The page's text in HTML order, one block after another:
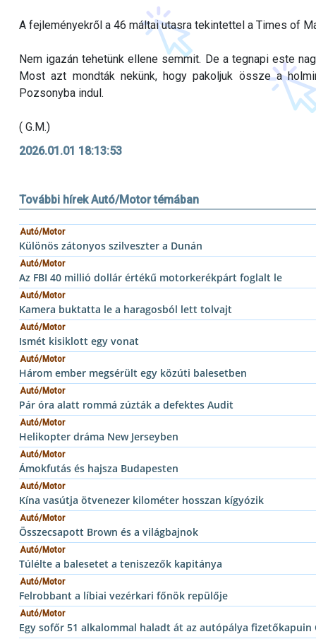
A fejleményekről a 46 máltai utasra tekintettel a Times of
Nem igazán tehetünk ellene semmit. De a tegnapi este
Most azt mondták nekünk, hogy pakoljuk össze a
Pozsonyba indul.
( G.M.)
2026.01.01 18:13:53
További hírek Autó/Motor témában
Autó/Motor
Különös zátonyos szilveszter a Dunán
Autó/Motor
Az FBI 40 millió dollár értékű motorkerékpárt foglalt le
Autó/Motor
Kamera buktatta le a haragosból lett tolvajt
Autó/Motor
Ismét kisiklott egy vonat
Autó/Motor
Három ember megsérült egy közúti balesetben
Autó/Motor
Pár óra alatt rommá zúzták a defektes Audit
Autó/Motor
Helikopter dráma New Jerseyben
Autó/Motor
Ámokfutás és hajsza Budapesten
Autó/Motor
Kína vasútja ötvenezer kilométer hosszan kígyózik
Autó/Motor
Összecsapott Brown és a világbajnok
Autó/Motor
Túlélte a balesetet a teniszezők kapitánya
Autó/Motor
Felrobbant a líbiai vezérkari főnök repülője
Autó/Motor
Egy sofőr 51 alkalommal haladt át az autópálya